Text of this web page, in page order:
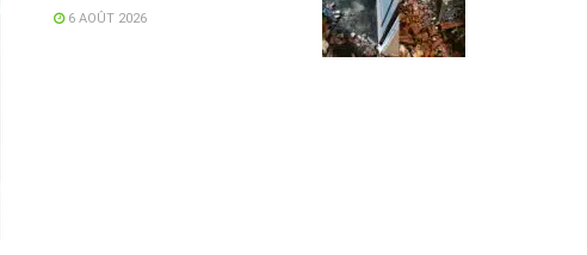
accuse la STEG et la SONEDE
6 AOÛT 2026